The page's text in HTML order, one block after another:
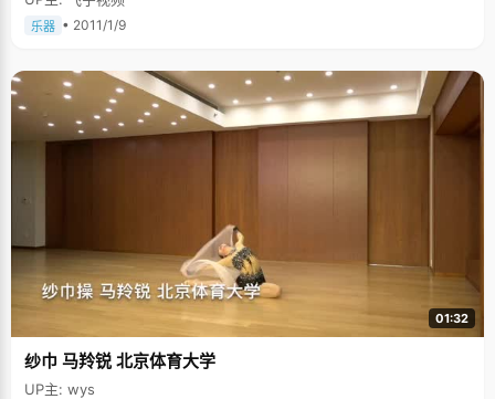
乐器 • 2011/1/9
01:32
纱巾 马羚锐 北京体育大学
UP主: wys